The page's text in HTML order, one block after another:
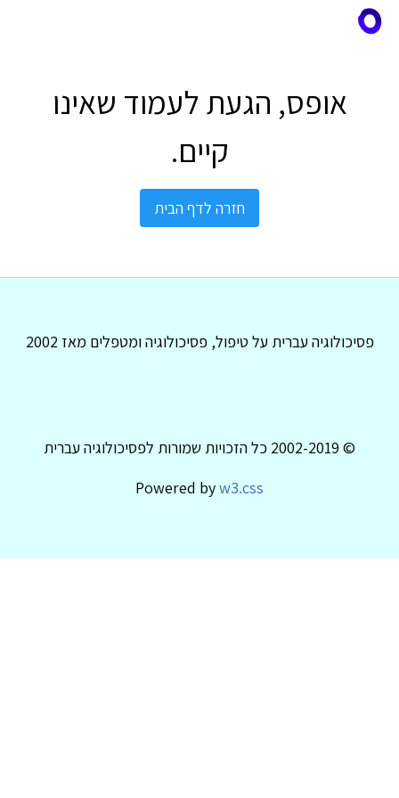
אופס, הגעת לעמוד שאינו
קיים.
חזרה לדף הבית
פסיכולוגיה עברית על טיפול, פסיכולוגיה ומטפלים מאז 2002
© 2002-2019 כל הזכויות שמורות לפסיכולוגיה עברית
Powered byw3.css